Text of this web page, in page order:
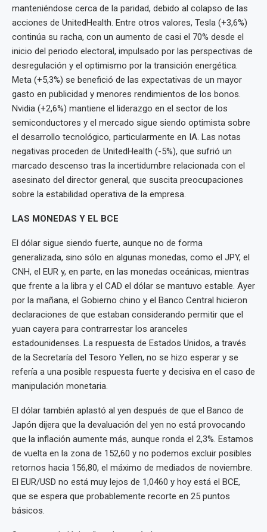
manteniéndose cerca de la paridad, debido al colapso de las
acciones de UnitedHealth. Entre otros valores, Tesla (+3,6%)
continúa su racha, con un aumento de casi el 70% desde el
inicio del periodo electoral, impulsado por las perspectivas de
desregulación y el optimismo por la transición energética.
Meta (+5,3%) se benefició de las expectativas de un mayor
gasto en publicidad y menores rendimientos de los bonos.
Nvidia (+2,6%) mantiene el liderazgo en el sector de los
semiconductores y el mercado sigue siendo optimista sobre
el desarrollo tecnológico, particularmente en IA. Las notas
negativas proceden de UnitedHealth (-5%), que sufrió un
marcado descenso tras la incertidumbre relacionada con el
asesinato del director general, que suscita preocupaciones
sobre la estabilidad operativa de la empresa.
LAS MONEDAS Y EL BCE
El dólar sigue siendo fuerte, aunque no de forma
generalizada, sino sólo en algunas monedas, como el JPY, el
CNH, el EUR y, en parte, en las monedas oceánicas, mientras
que frente a la libra y el CAD el dólar se mantuvo estable. Ayer
por la mañana, el Gobierno chino y el Banco Central hicieron
declaraciones de que estaban considerando permitir que el
yuan cayera para contrarrestar los aranceles
estadounidenses. La respuesta de Estados Unidos, a través
de la Secretaría del Tesoro Yellen, no se hizo esperar y se
refería a una posible respuesta fuerte y decisiva en el caso de
manipulación monetaria.
El dólar también aplastó al yen después de que el Banco de
Japón dijera que la devaluación del yen no está provocando
que la inflación aumente más, aunque ronda el 2,3%. Estamos
de vuelta en la zona de 152,60 y no podemos excluir posibles
retornos hacia 156,80, el máximo de mediados de noviembre.
El EUR/USD no está muy lejos de 1,0460 y hoy está el BCE,
que se espera que probablemente recorte en 25 puntos
básicos.